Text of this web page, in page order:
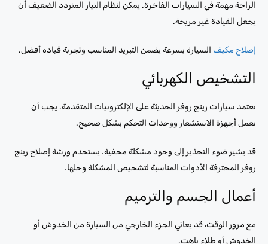
الراحة مهمة في السيارات الفاخرة. يمكن لنظام التيار المتردد الضعيف أن
يجعل القيادة غير مريحة.
إصلاح مكيف السيارة بسرعة يضمن التبريد المناسب وتجربة قيادة أفضل.
التشخيص الكهربائي
تعتمد سيارات رينج روفر الحديثة على الإلكترونيات المتقدمة. يجب أن
تعمل أجهزة الاستشعار ووحدات التحكم بشكل صحيح.
قد يشير ضوء التحذير إلى وجود مشكلة مخفية. يستخدم ورشة إصلاح رينج
روفر المحترفة الأدوات المناسبة لتشخيص المشكلة وحلها.
أعمال الجسم والترميم
مع مرور الوقت، قد يعاني الجزء الخارجي من السيارة من الخدوش أو
الخدوش أو طلاء باهت.